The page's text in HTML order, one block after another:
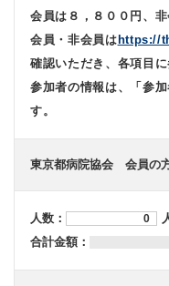
会員は８，８００円、
会員・非会員は https://
確認いただき、各項目
参加者の情報は、「参
す。
東京都病院協会 会員の
人数：
合計金額：